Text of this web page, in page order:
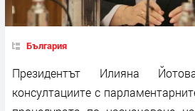
България
Президентът Илияна
консултациите с